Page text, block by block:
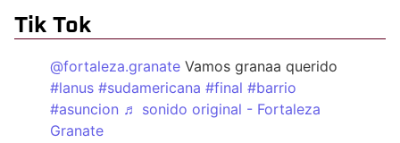
Tik Tok
@fortaleza.granate Vamos granaa querido
#lanus #sudamericana #final #barrio
#asuncion ♬ sonido original - Fortaleza
Granate